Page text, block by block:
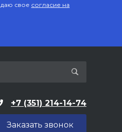
свое согласие на
+7 (351) 214-14-74
Заказать звонок